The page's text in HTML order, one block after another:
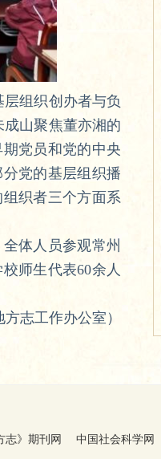
组织创办者与负
山聚焦董亦湘的
党员和党的中央
党的基层组织播
织者三个方面系
体人员参观常州
师生代表60余人
志工作办公室）
志》期刊网 中国社会科学网